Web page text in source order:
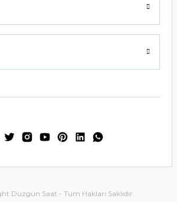
Düzgün Saat - Tüm Hakları Saklıdır.